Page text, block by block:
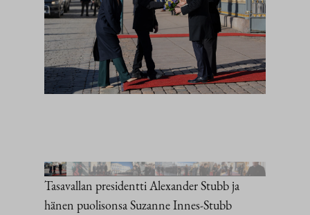
Tasavallan presidentti Alexander Stubb ja
hänen puolisonsa Suzanne Innes-Stubb